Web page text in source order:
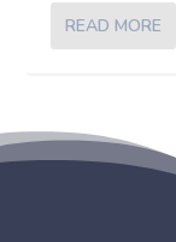
READ MORE